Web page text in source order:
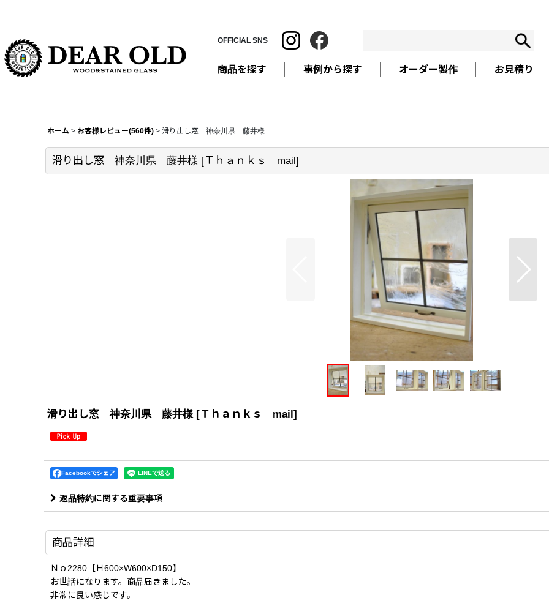
商品を探す 事例から探す オーダー製作 お見積り
OFFICIAL SNS
ホーム > お客様レビュー(560件) > 滑り出し窓 神奈川県 藤井様
滑り出し窓 神奈川県 藤井様 [Ｔｈａｎｋｓ mail]
滑り出し窓 神奈川県 藤井様 [Ｔｈａｎｋｓ mail]
Facebookでシェア
返品特約に関する重要事項
商品詳細
Ｎｏ2280【Ｈ600×W600×D150】
お世話になります。商品届きました。
非常に良い感じです。